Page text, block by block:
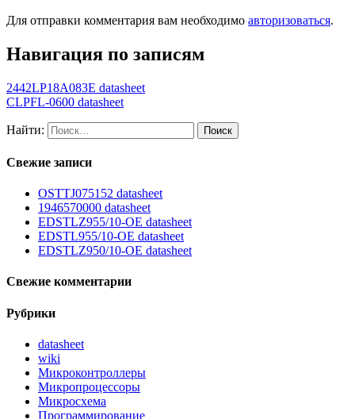
Для отправки комментария вам необходимо авторизоваться.
Навигация по записям
2442LP18A083E datasheet
CLPFL-0600 datasheet
Найти:
Свежие записи
OSTTJ075152 datasheet
1946570000 datasheet
EDSTLZ955/10-OE datasheet
EDSTL955/10-OE datasheet
EDSTLZ950/10-OE datasheet
Свежие комментарии
Рубрики
datasheet
wiki
Микроконтроллеры
Микропроцессоры
Микросхема
Программирование